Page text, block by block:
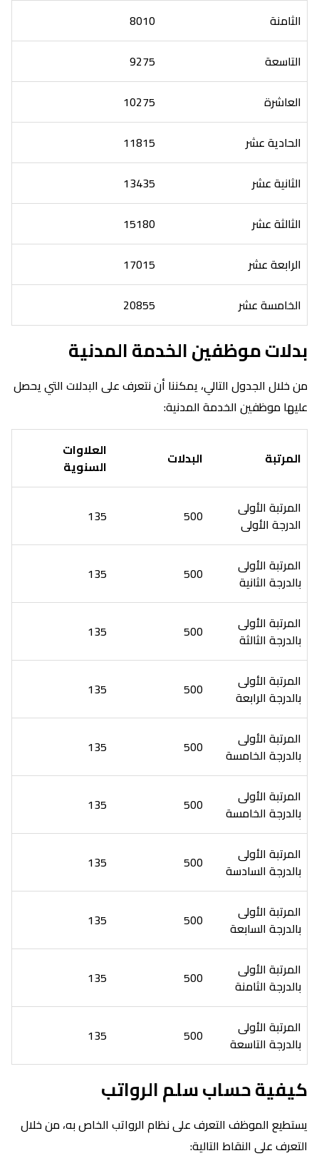
الثامنة
8010
التاسعة
9275
العاشرة
10275
الحادية عشر
11815
الثانية عشر
13435
الثالثة عشر
15180
الرابعة عشر
17015
الخامسة عشر
20855
بدلات موظفين الخدمة المدنية
من خلال الجدول التالي، يمكننا أن نتعرف على البدلات التي يحصل
عليها موظفين الخدمة المدنية:
المرتبة البدلات
العلاوات
السنوية
المرتبة الأولى
الدرجة الأولى
500
135
المرتبة الأولى
بالدرجة الثانية
500
135
المرتبة الأولى
بالدرجة الثالثة
500
135
المرتبة الأولى
بالدرجة الرابعة
500
135
المرتبة الأولى
بالدرجة الخامسة
500
135
المرتبة الأولى
بالدرجة الخامسة
500
135
المرتبة الأولى
بالدرجة السادسة
500
135
المرتبة الأولى
بالدرجة السابعة
500
135
المرتبة الأولى
بالدرجة الثامنة
500
135
المرتبة الأولى
بالدرجة التاسعة
500
135
كيفية حساب سلم الرواتب
يستطيع الموظف التعرف على نظام الرواتب الخاص به، من خلال
التعرف على النقاط التالية: